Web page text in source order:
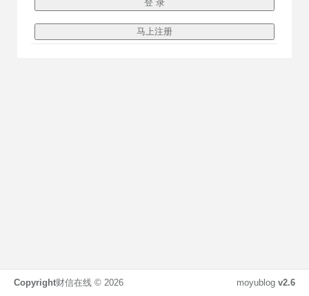
moyublog v2.6
Copyright财信在线 © 2026